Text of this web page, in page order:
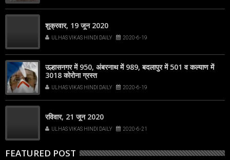
शुक्रवार, 19 जून 2020
ULHAS VIKAS HINDI DAILY 2020-6-19
उल्हासनगर में 950, अंबरनाथ में 989, बदलापुर में 501 व कल्याण में
3018 कोरोना ग्रस्त
ULHAS VIKAS HINDI DAILY 2020-6-19
रविवार, 21 जून 2020
ULHAS VIKAS HINDI DAILY 2020-6-21
FEATURED POST